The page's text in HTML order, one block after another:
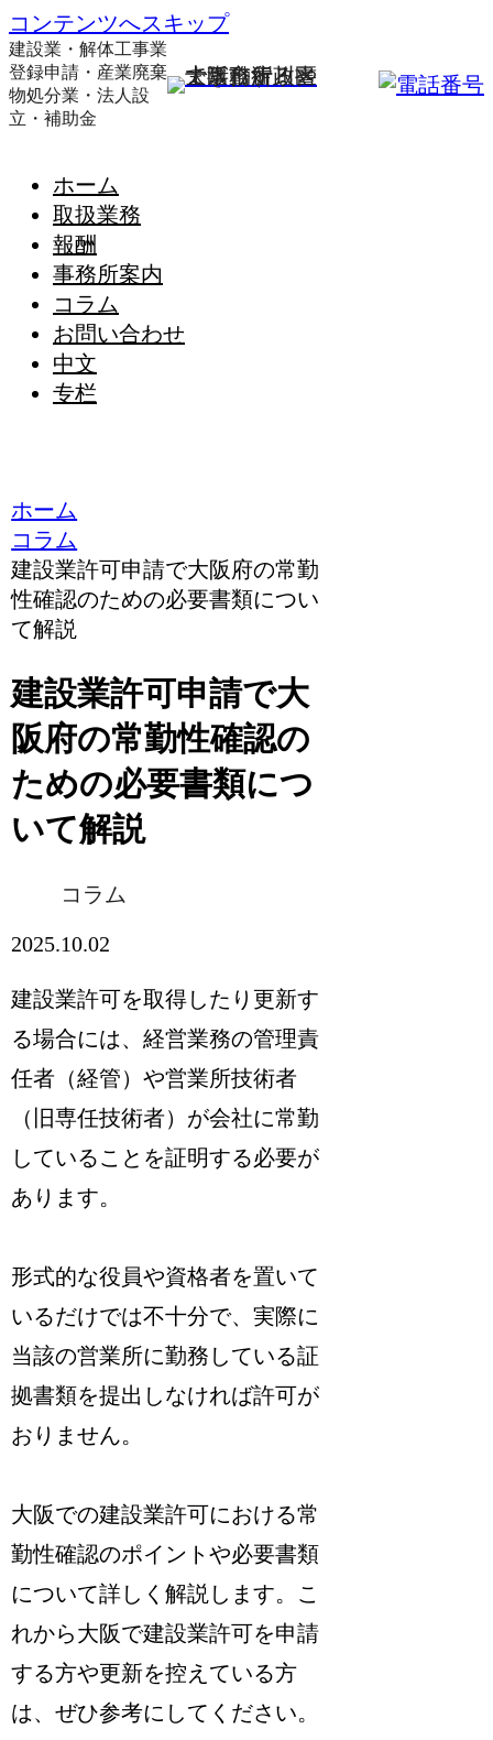
コンテンツへスキップ
建設業・解体工事業
登録申請・産業廃棄
物処分業・法人設
立・補助金
ホーム
取扱業務
報酬
事務所案内
コラム
お問い合わせ
中文
专栏
ホーム
コラム
建設業許可申請で大阪府の常勤
性確認のための必要書類につい
て解説
建設業許可申請で大
阪府の常勤性確認の
ための必要書類につ
いて解説
コラム
2025.10.02
建設業許可を取得したり更新す
る場合には、経営業務の管理責
任者（経管）や営業所技術者
（旧専任技術者）が会社に常勤
していることを証明する必要が
あります。
形式的な役員や資格者を置いて
いるだけでは不十分で、実際に
当該の営業所に勤務している証
拠書類を提出 しなければ許可が
おりません。
大阪での建設業許可における常
勤性確認のポイントや必要書類
について詳しく解説します。こ
れから大阪で建設業許可を申請
する方や更新を控えている方
は、ぜひ参考にしてください。